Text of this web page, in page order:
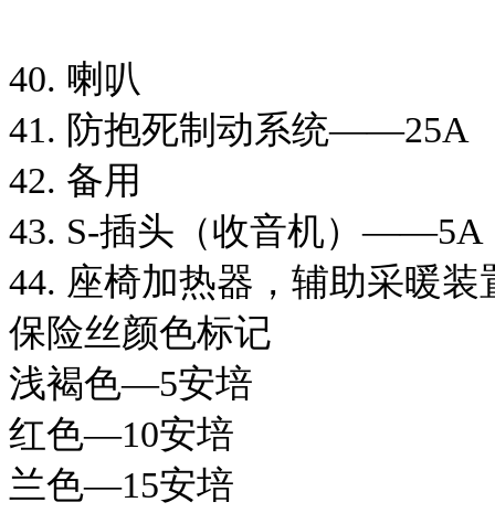
40. 喇叭
41. 防抱死制动系统——25A
42. 备用
43. S-插头（收音机）——5A
44. 座椅加热器，辅助采暖
保险丝颜色标记
浅褐色—5安培
红色—10安培
兰色—15安培